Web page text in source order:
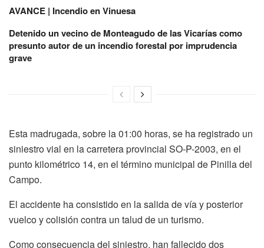
AVANCE | Incendio en Vinuesa
Detenido un vecino de Monteagudo de las Vicarías como
presunto autor de un incendio forestal por imprudencia
grave
Esta madrugada, sobre la 01:00 horas, se ha registrado un
siniestro vial en la carretera provincial SO-P-2003, en el
punto kilométrico 14, en el término municipal de Pinilla del
Campo.
El accidente ha consistido en la salida de vía y posterior
vuelco y colisión contra un talud de un turismo.
Como consecuencia del siniestro, han fallecido dos